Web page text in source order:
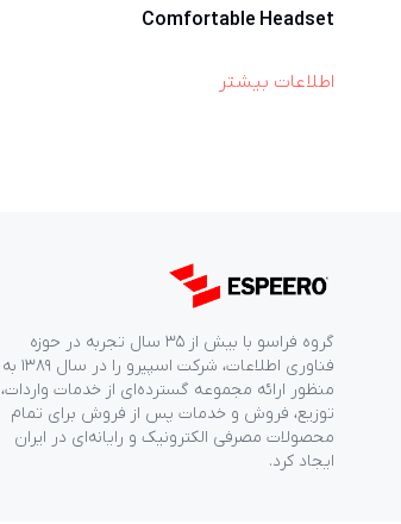
Comfortable Headset
اطلاعات بیشتر
گروه فراسو با بیش از ۳۵ سال تجربه در حوزه
فناوری اطلاعات، شرکت اسپیرو را در سال ۱۳۸۹ به
منظور ارائه مجموعه گسترده‌ای از خدمات واردات،
توزیع، فروش و خدمات پس از فروش برای تمام
محصولات مصرفی الکترونیک و رایانه‌ای در ایران
ایجاد کرد.